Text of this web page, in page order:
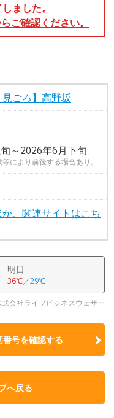
ました。
ご確認ください。
見ごろ】高野坂
～2026年6月下旬
により前後する場合あり。
、関連サイトはこち
明日
36℃／29℃
会社ライフビジネスウェザー
号を確認する
へ戻る